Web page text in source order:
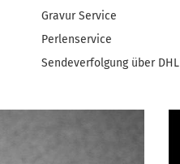
Gravur Service
Perlenservice
Sendeverfolgung über DHL